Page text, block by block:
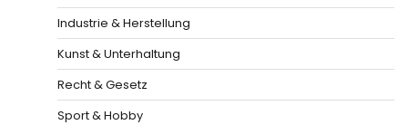
Industrie & Herstellung
Kunst & Unterhaltung
Recht & Gesetz
Sport & Hobby